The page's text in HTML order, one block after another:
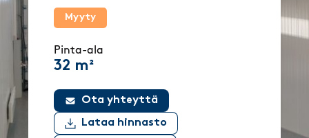
Myyty
Pinta-ala
32 m²
Ota yhteyttä
Lataa hinnasto